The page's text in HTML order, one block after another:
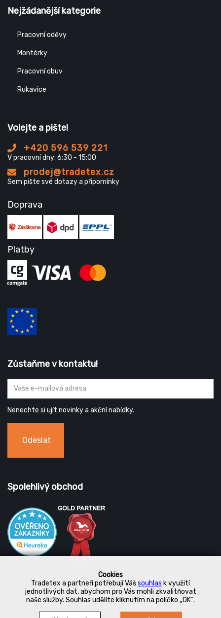
Cookies
Tradetex a partneři potřebují Vášsouhlas k využití
jednotlivých dat, abychom pro Vás mohli zkvalitňovat
naše služby. Souhlas udělíte kliknutím na políčko „OK“.
Nejžádanější kategorie
Pracovní oděvy
Montérky
Pracovní obuv
Rukavice
Volejte a pište!
+420 596 539 221
V pracovní dny: 6:30 - 15:00
prodej@tradetex.cz
Sem pište své dotazy a připomínky
Doprava
Platby
Zůstaňme v kontaktu!
Nenechte si ujít novinky a akční nabídky.
Odeslat
Spolehlivý obchod